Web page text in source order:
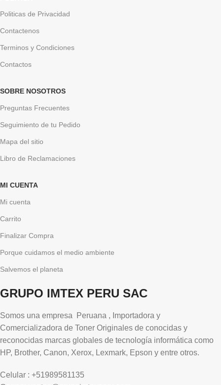
Politicas de Privacidad
Contactenos
Terminos y Condiciones
Contactos
SOBRE NOSOTROS
Preguntas Frecuentes
Seguimiento de tu Pedido
Mapa del sitio
Libro de Reclamaciones
MI CUENTA
Mi cuenta
Carrito
Finalizar Compra
Porque cuidamos el medio ambiente
Salvemos el planeta
GRUPO IMTEX PERU SAC
Somos una empresa Peruana , Importadora y
Comercializadora de Toner Originales de conocidas y
reconocidas marcas globales de tecnología informática como
HP, Brother, Canon, Xerox, Lexmark, Epson y entre otros.
Celular : +51989581135